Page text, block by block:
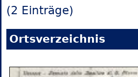
(2 Einträge)
Ortsverzeichnis